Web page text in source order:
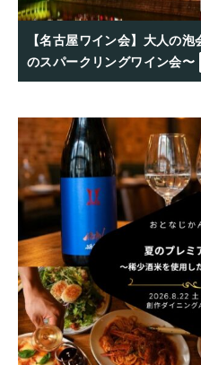
【名古屋ワイン会】大人の
のスパークリングワイン会〜